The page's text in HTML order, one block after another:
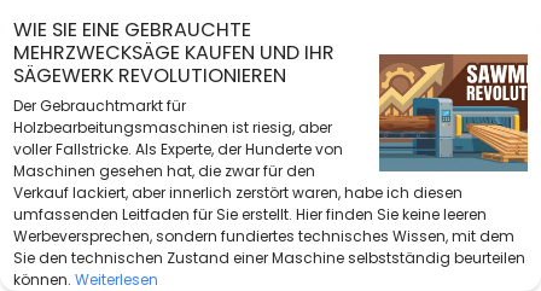
WIE SIE EINE GEBRAUCHTE
MEHRZWECKSÄGE KAUFEN UND IHR
SÄGEWERK REVOLUTIONIEREN
Der Gebrauchtmarkt für
Holzbearbeitungsmaschinen ist riesig, aber
voller Fallstricke. Als Experte, der Hunderte von
Maschinen gesehen hat, die zwar für den
Verkauf lackiert, aber innerlich zerstört waren, habe ich diesen
umfassenden Leitfaden für Sie erstellt. Hier finden Sie keine leeren
Werbeversprechen, sondern fundiertes technisches Wissen, mit dem
Sie den technischen Zustand einer Maschine selbstständig beurteilen
können. Weiterlesen